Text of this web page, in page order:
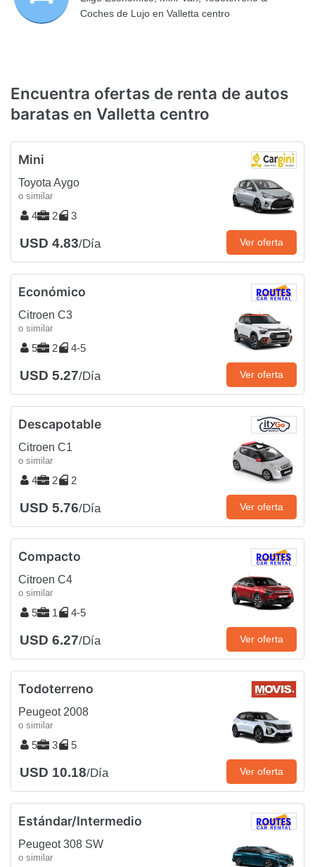
Coches de Lujo en Valletta centro
Encuentra ofertas de renta de autos
baratas en Valletta centro
Mini
Toyota Aygo
o similar
4 2 3
USD 4.83/Día Ver oferta
Económico
Citroen C3
o similar
5 2 4-5
USD 5.27/Día Ver oferta
Descapotable
Citroen C1
o similar
4 2 2
USD 5.76/Día Ver oferta
Compacto
Citroen C4
o similar
5 1 4-5
USD 6.27/Día Ver oferta
Todoterreno
Peugeot 2008
o similar
5 3 5
USD 10.18/Día Ver oferta
Estándar/Intermedio
Peugeot 308 SW
o similar